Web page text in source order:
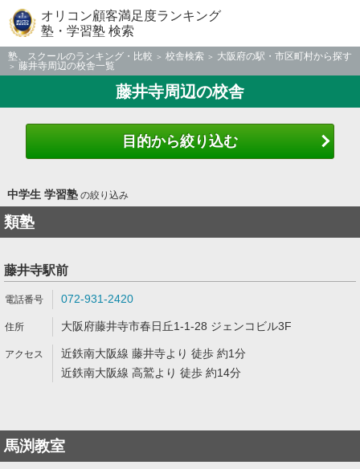
オリコン顧客満足度ランキング
塾・学習塾 検索
塾、スクールのランキング・比較 校舎検索
大阪府の駅・市区町村から探す
藤井寺周辺の校舎一覧
藤井寺周辺の校舎
目的から絞り込む
中学生 学習塾の絞り込み
類塾
藤井寺駅前
072-931-2420
大阪府藤井寺市春日丘1-1-28 ジェンコビル3F
近鉄南大阪線 藤井寺より 徒歩 約1分
近鉄南大阪線 高鷲より 徒歩 約14分
馬渕教室